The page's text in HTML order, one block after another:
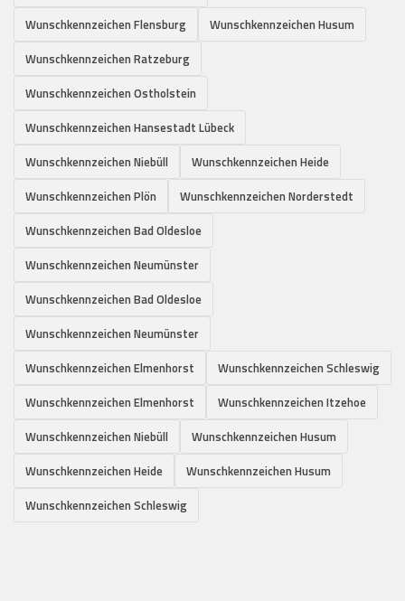
Wunschkennzeichen Flensburg
Wunschkennzeichen Husum
Wunschkennzeichen Ratzeburg
Wunschkennzeichen Ostholstein
Wunschkennzeichen Hansestadt Lübeck
Wunschkennzeichen Niebüll
Wunschkennzeichen Heide
Wunschkennzeichen Plön
Wunschkennzeichen Norderstedt
Wunschkennzeichen Bad Oldesloe
Wunschkennzeichen Neumünster
Wunschkennzeichen Bad Oldesloe
Wunschkennzeichen Neumünster
Wunschkennzeichen Elmenhorst
Wunschkennzeichen Schleswig
Wunschkennzeichen Elmenhorst
Wunschkennzeichen Itzehoe
Wunschkennzeichen Niebüll
Wunschkennzeichen Husum
Wunschkennzeichen Heide
Wunschkennzeichen Husum
Wunschkennzeichen Schleswig